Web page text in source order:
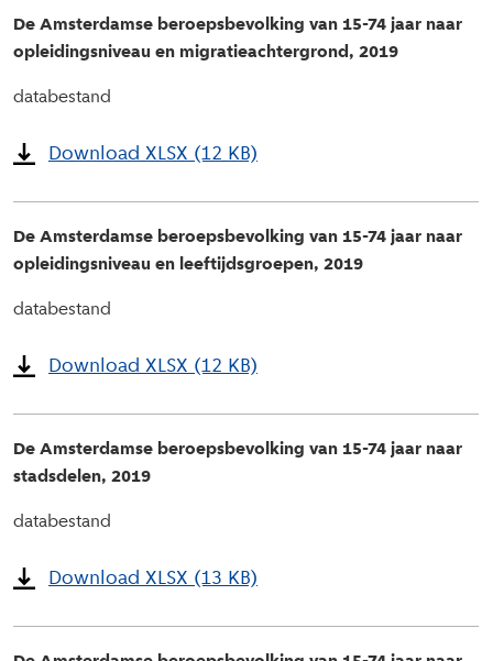
De Amsterdamse beroepsbevolking van 15-74 jaar naar
opleidingsniveau en migratieachtergrond, 2019
databestand
Download XLSX (12 KB)
De Amsterdamse beroepsbevolking van 15-74 jaar naar
opleidingsniveau en leeftijdsgroepen, 2019
databestand
Download XLSX (12 KB)
De Amsterdamse beroepsbevolking van 15-74 jaar naar
stadsdelen, 2019
databestand
Download XLSX (13 KB)